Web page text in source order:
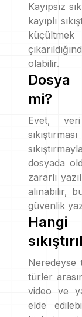
Kayıpsız
kayıplı
olabilir.
Dosya
mi?
Evet,
dosyada
zararlı
alınabilir,
güvenlik
Neredeyse
türler
video ve
elde